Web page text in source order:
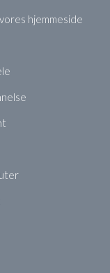
hjemmeside